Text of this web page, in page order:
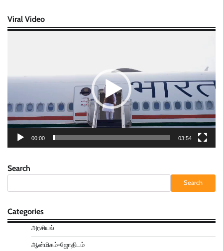
Viral Video
00:00 03:54
Search
Search
Categories
அரசியல்
ஆன்மிகம்-ஜோதிடம்